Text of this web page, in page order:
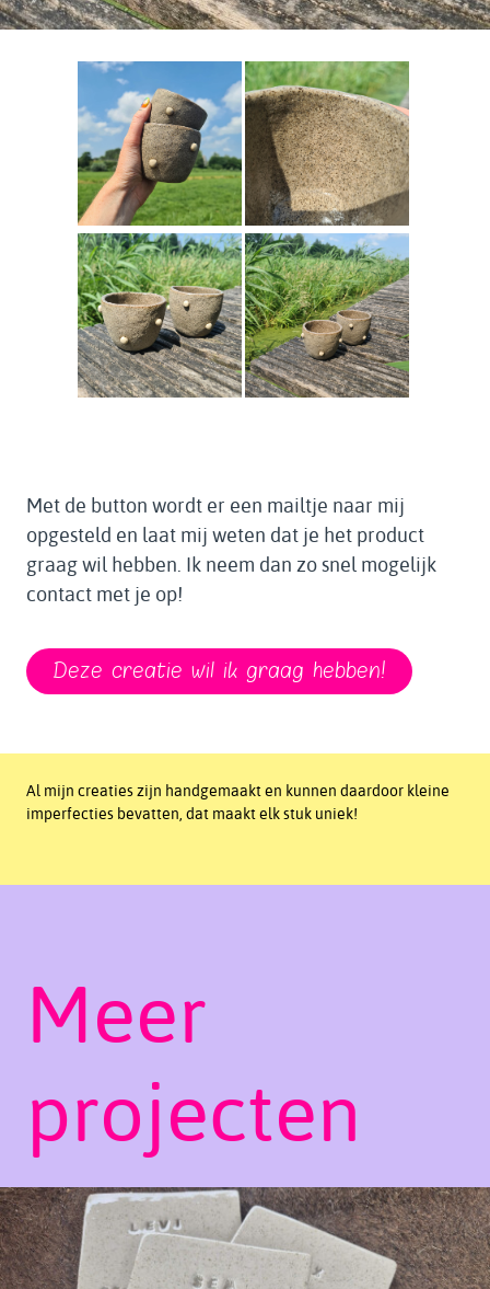
Met de button wordt er een mailtje naar mij
opgesteld en laat mij weten dat je het product
graag wil hebben. Ik neem dan zo snel mogelijk
contact met je op!
Deze creatie wil ik graag hebben!
Al mijn creaties zijn handgemaakt en kunnen daardoor kleine
imperfecties bevatten, dat maakt elk stuk uniek!
Meer
projecten